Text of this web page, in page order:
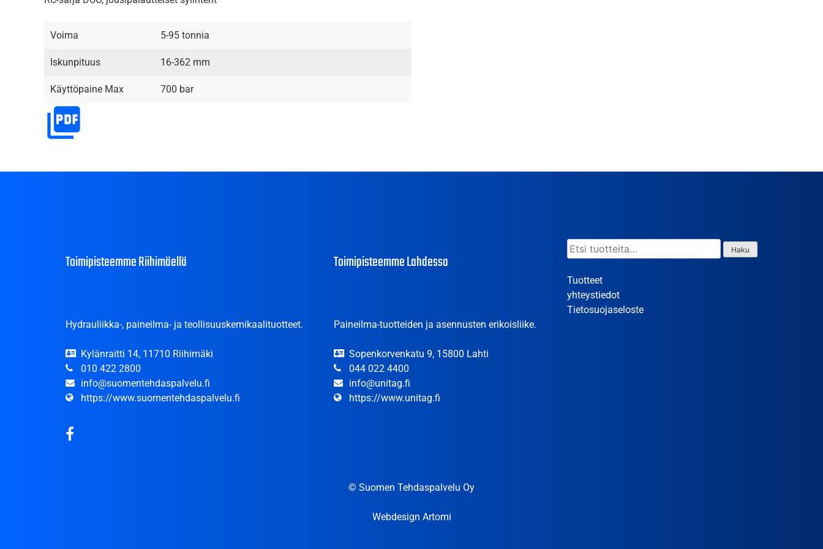
Voima 5-95 tonnia
Iskunpituus 16-362 mm
Käyttöpaine Max 700 bar
Toimipisteemme Riihimäellä
Hydrauliikka-, paineilma- ja teollisuuskemikaalituotteet.
Kylänraitti 14, 11710 Riihimäki
010 422 2800
info@suomentehdaspalvelu.fi
https://www.suomentehdaspalvelu.fi
Toimipisteemme Lahdessa
Paineilma-tuotteiden ja asennusten erikoisliike.
Sopenkorvenkatu 9, 15800 Lahti
044 022 4400
info@unitag.fi
https://www.unitag.fi
Etsi: Haku
Tuotteet
yhteystiedot
Tietosuojaseloste
© Suomen Tehdaspalvelu Oy
Webdesign Artomi